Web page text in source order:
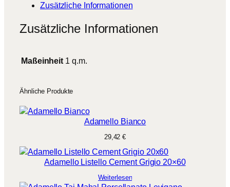
Zusätzliche Informationen
Zusätzliche Informationen
Maßeinheit 1 q.m.
Ähnliche Produkte
Adamello Bianco
29,42€
Adamello Listello Cement Grigio 20×60
Weiterlesen